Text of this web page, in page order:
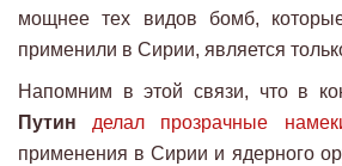
мощнее тех видов бомб,
применили в Сирии, является
Напомним в этой связи, что в
Путин
делал прозрачные
применения в Сирии и ядерного